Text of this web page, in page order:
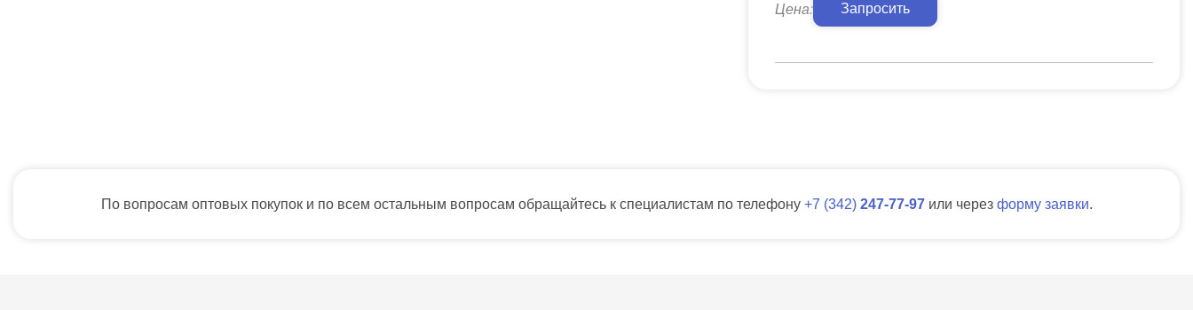
Цена: Запросить
По вопросам оптовых покупок и по всем остальным вопросам обращайтесь к специалистам по телефону 7 342 247-77-97 или через форму заявки.